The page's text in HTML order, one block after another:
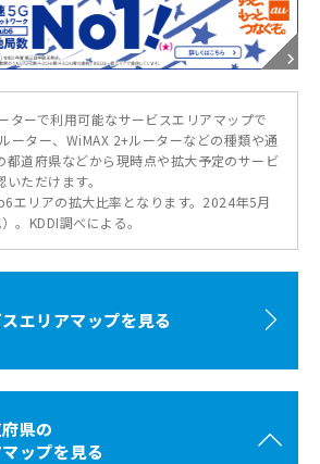
約の方
ップ
ターで利用可能なサービスエリアマップで
ーター、WiMAX 2+ルーターなどの種類や通
都道府県などから現時点や拡大予定のサービ
ただけます。
エリアの拡大比率となります。2024年5月
。KDDI調べによる。
エリアマップを見る
県の
ップを見る